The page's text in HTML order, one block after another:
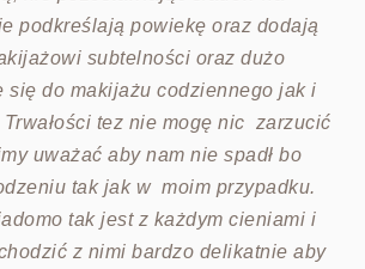
podkreślają powiekę oraz dodają
subtelności oraz dużo
się do makijażu codziennego jak i
tez nie mogę nic zarzucić
uważać aby nam nie spadł bo
tak jak w moim przypadku.
tak jest z każdym cieniami i
z nimi bardzo delikatnie aby